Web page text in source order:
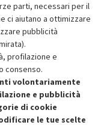
parti, necessari per il
ci aiutano a ottimizzare
pubblicità
profilazione e
consenso.
volontariamente
e pubblicità
di cookie
le tue scelte